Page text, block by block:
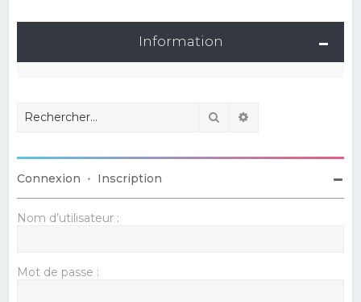
Information
Rechercher
Connexion • Inscription
Nom d’utilisateur :
Mot de passe :